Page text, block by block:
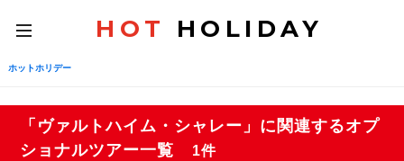
toggle
navigation
HOT HOLIDAY
ホットホリデー
「ヴァルトハイム・シャレー」に関連するオプ
ショナルツアー一覧
1件